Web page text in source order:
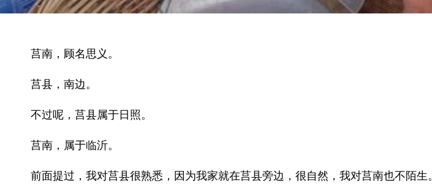
莒南，顾名思义。
莒县，南边。
不过呢，莒县属于日照。
莒南，属于临沂。
前面提过，我对莒县很熟悉，因为我家就在莒县旁边，很自然，我对莒南也不陌生。